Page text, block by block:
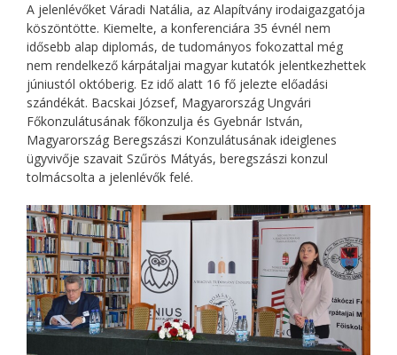
A jelenlévőket Váradi Natália, az Alapítvány irodaigazgatója
köszöntötte. Kiemelte, a konferenciára 35 évnél nem
idősebb alap diplomás, de tudományos fokozattal még
nem rendelkező kárpátaljai magyar kutatók jelentkezhettek
júniustól októberig. Ez idő alatt 16 fő jelezte előadási
szándékát. Bacskai József, Magyarország Ungvári
Főkonzulátusának főkonzulja és Gyebnár István,
Magyarország Beregszászi Konzulátusának ideiglenes
ügyvivője szavait Szűrös Mátyás, beregszászi konzul
tolmácsolta a jelenlévők felé.